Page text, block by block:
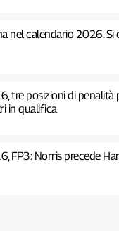
nel calendario 2026. Si
tre posizioni di penalità
in qualifica
FP3: Norris precede